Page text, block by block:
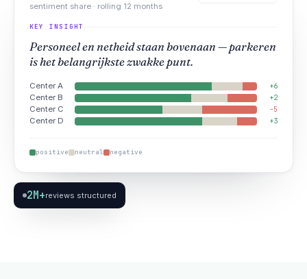
sentiment share · rolling 12 months
KEY INSIGHT
Personeel en netheid staan bovenaan — parkeren
is het belangrijkste zwakke punt.
Center A
+6
Center B
+2
Center C
−5
Center D
+3
positive neutral negative
2M+reviews structured